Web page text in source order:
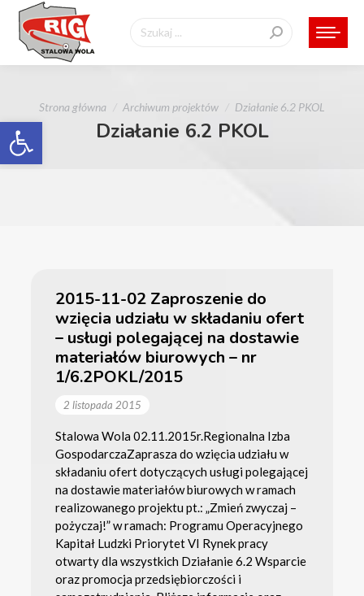
Otwórz pasek narzędzi
Szukaj:
Jesteś tutaj:
Strona główna Archiwum projektów Działanie 6.2 PKOL
Działanie 6.2 PKOL
2015-11-02 Zaproszenie do
wzięcia udziału w składaniu ofert
– usługi polegającej na dostawie
materiałów biurowych – nr
1/6.2POKL/2015
2 listopada 2015
Stalowa Wola 02.11.2015r.Regionalna Izba
GospodarczaZaprasza do wzięcia udziału w
składaniu ofert dotyczących usługi polegającej
na dostawie materiałów biurowych w ramach
realizowanego projektu pt.: „Zmień zwyczaj –
pożyczaj!” w ramach: Programu Operacyjnego
Kapitał Ludzki Priorytet VI Rynek pracy
otwarty dla wszystkich Działanie 6.2 Wsparcie
oraz promocja przedsiębiorczości i